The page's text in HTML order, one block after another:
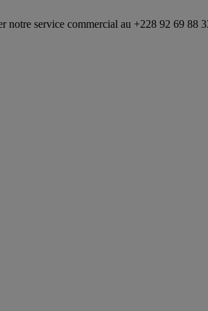
commercial au +228 92 69 88 33